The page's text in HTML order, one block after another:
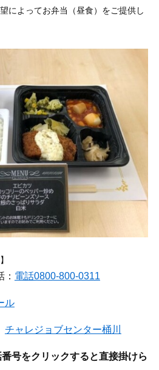
によってお弁当（昼食）をご提供し
電話0800-800-0311
ル
チャレジョブセンター桶川
番号をクリックすると直接掛けら